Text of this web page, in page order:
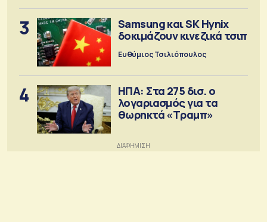
3
Samsung και SK Hynix
δοκιμάζουν κινεζικά τσιπ
Ευθύμιος Τσιλιόπουλος
4
ΗΠΑ: Στα 275 δισ. ο
λογαριασμός για τα
θωρηκτά «Τραμπ»